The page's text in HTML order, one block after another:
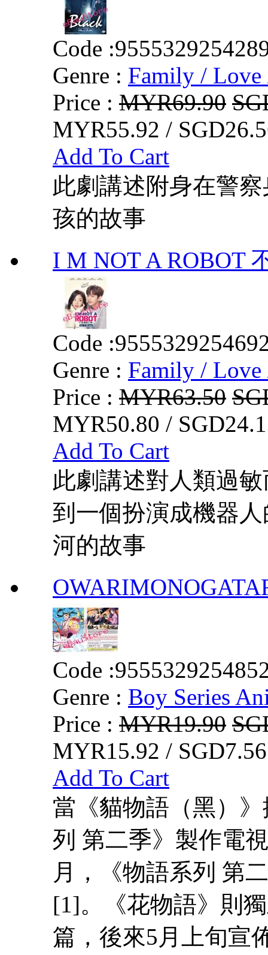
Code :
Genre : Family / Love
Price : MYR69.90
MYR55.92 /
Add To Cart
此劇講述附身在警
孩的故事
I M NOT A ROBOT
Code :
Genre : Family / Love
Price : MYR63.50
MYR50.80 /
Add To Cart
此劇講述對人類過
到一個扮演成機器
河的故事
Code :
Genre : Boy Series
Price : MYR19.90
MYR15.92 /
Add To Cart
當《貓物語（黑）
列 第二季》製作電
月，《物語系列 第
[1]。《花物語》則
篇，後來5月上旬宣